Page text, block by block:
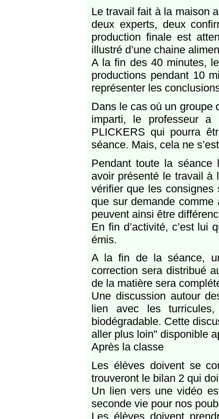
Le travail fait à la maison
deux experts, deux
production finale est
illustré d’une chaine
A la fin des 40 minutes,
productions pendant 10
représenter les
Dans le cas où un groupe
imparti, le professeur a
PLICKERS qui pourra
séance. Mais, cela ne
Pendant toute la
avoir présenté le travail à
vérifier que les consignes
que sur demande
peuvent ainsi être
En fin d’activité, c’est lui
émis.
A la fin de la séance,
correction sera distribué
de la matière sera
Une discussion autour
lien avec les
biodégradable. Cette
aller plus loin" disponible
Après la classe
Les élèves doivent se
trouveront le bilan 2 qui
Un lien vers une vidéo
seconde vie pour nos
Les élèves doivent